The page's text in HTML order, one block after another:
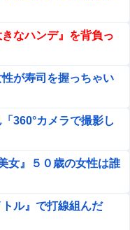
ﾟ∀ﾟ)━!【乃木坂46】
か。今はもう合葬墓ば
のエンディングが富
品
らｗｗｗｗｗｗｗｗｗ
子マネージャーが発
きなハンデ』を背負っ
性が寿司を握っちゃい
360°カメラで撮影し
女』５０歳の女性は誰
ル』で打線組んだ